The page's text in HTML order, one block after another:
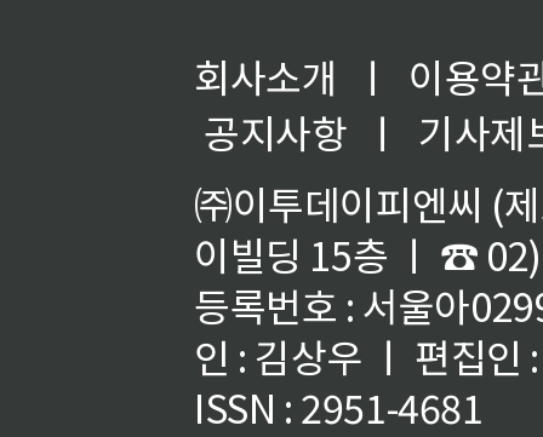
회사소개 ㅣ
이용약
공지사항
ㅣ
기사제
㈜이투데이피엔씨 (
이빌딩 15층 ㅣ ☎
등록번호 : 서울아
인 : 김상우 ㅣ 편집인
ISSN : 2951-4681